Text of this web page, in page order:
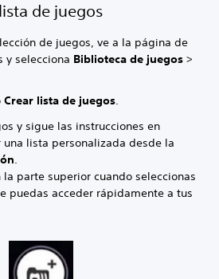
de juegos
de juegos, ve a la página de
y selecciona Biblioteca de juegos >
Crear lista de juegos.
y sigue las instrucciones en
lista personalizada desde la
parte superior cuando seleccionas
puedas acceder rápidamente a tus